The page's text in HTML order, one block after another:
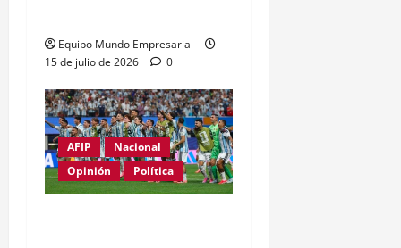
Equipo Mundo Empresarial
15 de julio de 2026
0
AFIP
Nacional
Opinión
Política